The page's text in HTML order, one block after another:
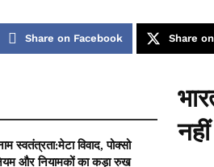
Share on Facebook Share
स्वतंत्रता:मेटा विवाद, पोक्सो
और नियामकों का कड़ा रुख